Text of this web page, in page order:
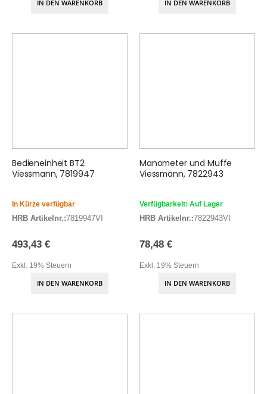
IN DEN WARENKORB IN DEN WARENKORB
Bedieneinheit BT2
Viessmann, 7819947
In Kürze verfügbar
HRB Artikelnr.:7819947VI
493,43 €
Exkl. 19% Steuern
IN DEN WARENKORB
Manometer und Muffe
Viessmann, 7822943
Verfügbarkeit: Auf Lager
HRB Artikelnr.:7822943VI
78,48 €
Exkl. 19% Steuern
IN DEN WARENKORB